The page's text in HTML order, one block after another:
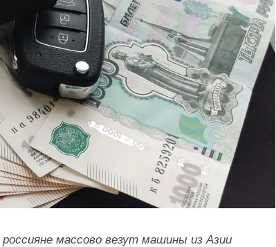
массово везут машины из Азии